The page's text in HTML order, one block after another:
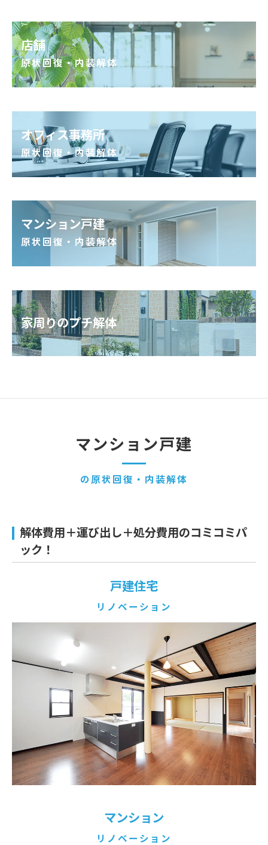
店舗
原状回復・内装解体
オフィス事務所
原状回復・内装解体
マンション戸建
原状回復・内装解体
家周りのプチ解体
マンション戸建
の原状回復・内装解体
解体費用＋運び出し＋処分費用のコミコミパ
ック！
戸建住宅
リノベーション
マンション
リノベーション